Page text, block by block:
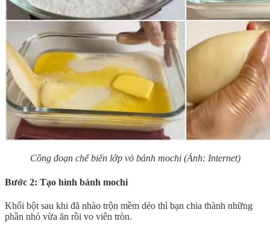
Công đoạn chế biến lớp vỏ bánh mochi (Ảnh: Internet)
Bước 2: Tạo hình bánh mochi
Khối bột sau khi đã nhào trộn mềm dẻo thì bạn chia thành những
phần nhỏ vừa ăn rồi vo viên tròn.